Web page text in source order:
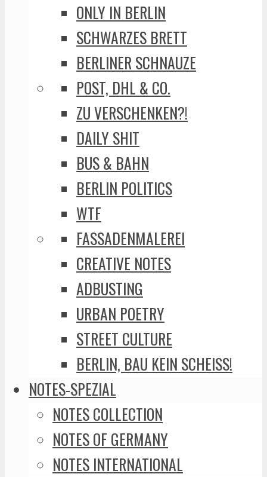
ONLY IN BERLIN
SCHWARZES BRETT
BERLINER SCHNAUZE
POST, DHL & CO.
ZU VERSCHENKEN?!
DAILY SHIT
BUS & BAHN
BERLIN POLITICS
WTF
FASSADENMALEREI
CREATIVE NOTES
ADBUSTING
URBAN POETRY
STREET CULTURE
BERLIN, BAU KEIN SCHEISS!
NOTES-SPEZIAL
NOTES COLLECTION
NOTES OF GERMANY
NOTES INTERNATIONAL